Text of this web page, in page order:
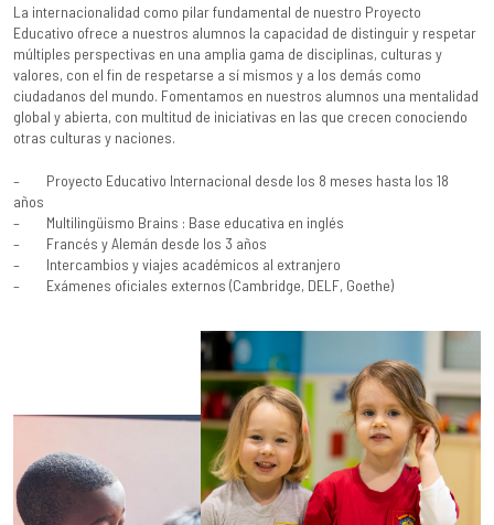
La internacionalidad como pilar fundamental de nuestro Proyecto
Educativo ofrece a nuestros alumnos la capacidad de distinguir y respetar
múltiples perspectivas en una amplia gama de disciplinas, culturas y
valores, con el fin de respetarse a sí mismos y a los demás como
ciudadanos del mundo. Fomentamos en nuestros alumnos una mentalidad
global y abierta, con multitud de iniciativas en las que crecen conociendo
otras culturas y naciones.
– Proyecto Educativo Internacional desde los 8 meses hasta los 18
años
– Multilingüismo Brains : Base educativa en inglés
– Francés y Alemán desde los 3 años
– Intercambios y viajes académicos al extranjero
– Exámenes oficiales externos (Cambridge, DELF, Goethe)